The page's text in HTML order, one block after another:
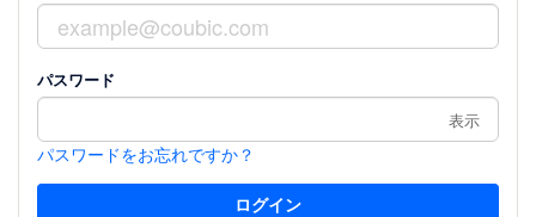
パスワード
表示
パスワードをお忘れですか？